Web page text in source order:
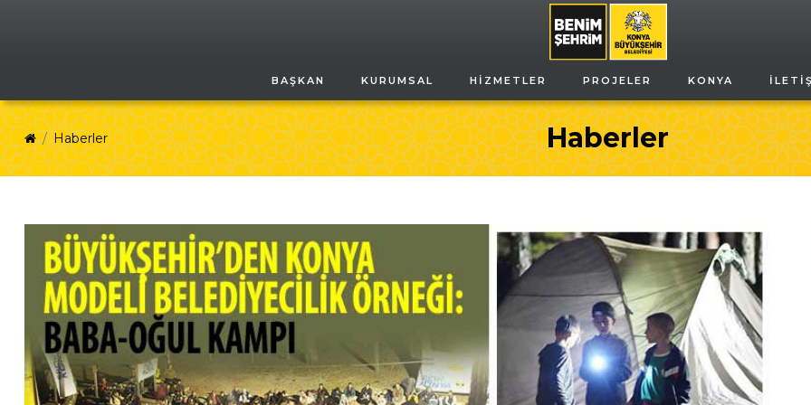
BAŞKAN KURUMSAL HIZMETLER PROJELER KONYA
Haberler
Haberler